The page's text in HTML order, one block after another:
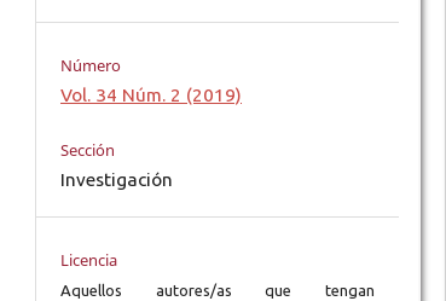
Número
Vol. 34 Núm. 2 (2019)
Sección
Investigación
Licencia
Aquellos autores/as que tengan